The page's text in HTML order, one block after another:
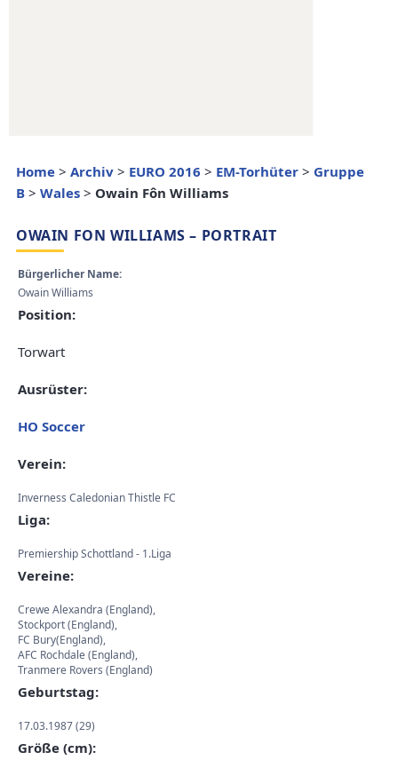
Home > Archiv > EURO 2016 > EM-Torhüter > Gruppe
B > Wales > Owain Fôn Williams
OWAIN FON WILLIAMS – PORTRAIT
Bürgerlicher Name:
Owain Williams
Position:
Torwart
Ausrüster:
HO Soccer
Verein:
Inverness Caledonian Thistle FC
Liga:
Premiership Schottland - 1.Liga
Vereine:
Crewe Alexandra (England),
Stockport (England),
FC Bury(England),
AFC Rochdale (England),
Tranmere Rovers (England)
Geburtstag:
17.03.1987 (29)
Größe (cm):